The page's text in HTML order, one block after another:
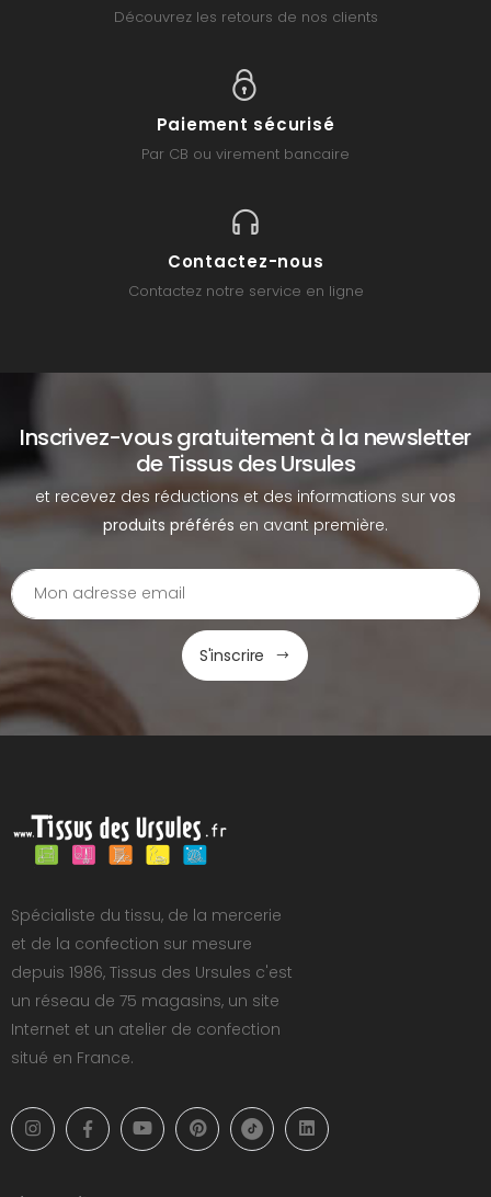
Découvrez les retours de nos clients
Paiement sécurisé
Par CB ou virement bancaire
Contactez-nous
Contactez notre service en ligne
Inscrivez-vous gratuitement à la newsletter
de Tissus des Ursules
et recevez des réductions et des informations sur vos
produits préférés en avant première.
S'inscrire
Spécialiste du tissu, de la mercerie
et de la confection sur mesure
depuis 1986, Tissus des Ursules c'est
un réseau de 75 magasins, un site
Internet et un atelier de confection
situé en France.